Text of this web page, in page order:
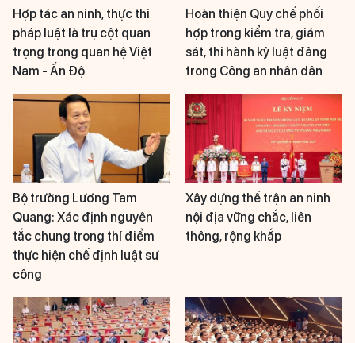
Hợp tác an ninh, thực thi
pháp luật là trụ cột quan
trọng trong quan hệ Việt
Nam - Ấn Độ
Hoàn thiện Quy chế phối
hợp trong kiểm tra, giám
sát, thi hành kỷ luật đảng
trong Công an nhân dân
Bộ trưởng Lương Tam
Quang: Xác định nguyên
tắc chung trong thí điểm
thực hiện chế định luật sư
công
Xây dựng thế trận an ninh
nội địa vững chắc, liên
thông, rộng khắp